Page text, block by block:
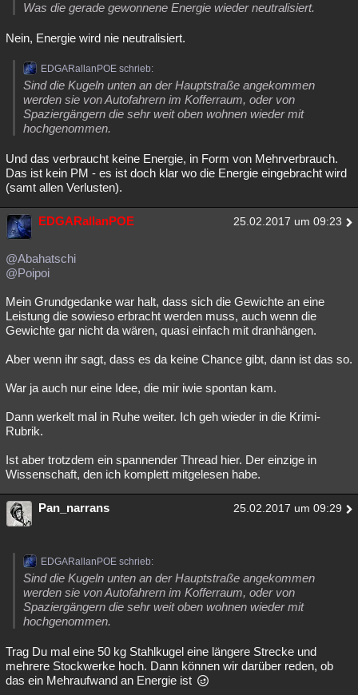
Was die gerade gewonnene Energie wieder neutralisiert.
Nein, Energie wird nie neutralisiert.
EDGARallanPOE schrieb:
Sind die Kugeln unten an der Hauptstraße angekommen
werden sie von Autofahrern im Kofferraum, oder von
Spaziergängern die sehr weit oben wohnen wieder mit
hochgenommen.
Und das verbraucht keine Energie, in Form von Mehrverbrauch.
Das ist kein PM - es ist doch klar wo die Energie eingebracht wird
(samt allen Verlusten).
EDGARallanPOE 25.02.2017 um 09:23
@Abahatschi
@Poipoi
Mein Grundgedanke war halt, dass sich die Gewichte an eine
Leistung die sowieso erbracht werden muss, auch wenn die
Gewichte gar nicht da wären, quasi einfach mit dranhängen.
Aber wenn ihr sagt, dass es da keine Chance gibt, dann ist das so.
War ja auch nur eine Idee, die mir iwie spontan kam.
Dann werkelt mal in Ruhe weiter. Ich geh wieder in die Krimi-
Rubrik.
Ist aber trotzdem ein spannender Thread hier. Der einzige in
Wissenschaft, den ich komplett mitgelesen habe.
Pan_narrans 25.02.2017 um 09:29
EDGARallanPOE schrieb:
Sind die Kugeln unten an der Hauptstraße angekommen
werden sie von Autofahrern im Kofferraum, oder von
Spaziergängern die sehr weit oben wohnen wieder mit
hochgenommen.
Trag Du mal eine 50 kg Stahlkugel eine längere Strecke und
mehrere Stockwerke hoch. Dann können wir darüber reden, ob
das ein Mehraufwand an Energie ist